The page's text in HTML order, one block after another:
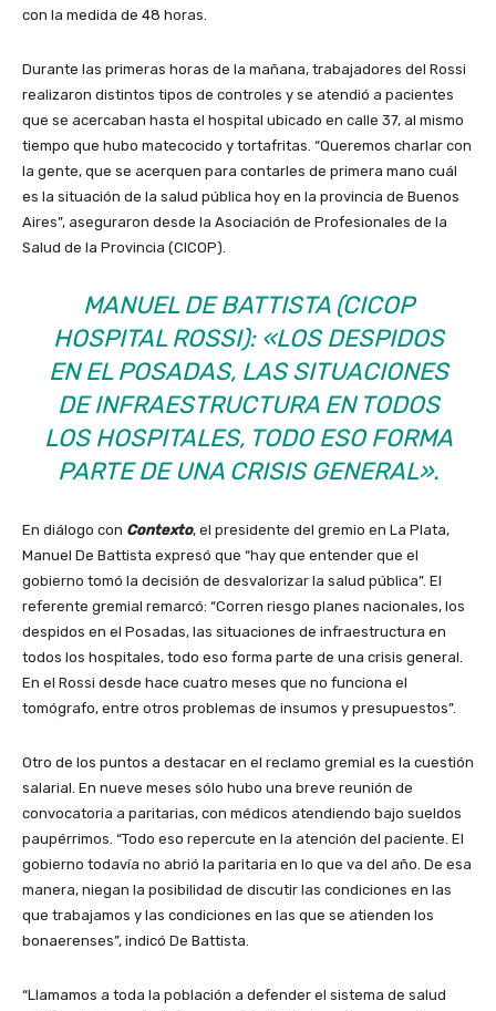
con la medida de 48 horas.
Durante las primeras horas de la mañana, trabajadores del Rossi
realizaron distintos tipos de controles y se atendió a pacientes
que se acercaban hasta el hospital ubicado en calle 37, al mismo
tiempo que hubo matecocido y tortafritas. “Queremos charlar con
la gente, que se acerquen para contarles de primera mano cuál
es la situación de la salud pública hoy en la provincia de Buenos
Aires”, aseguraron desde la Asociación de Profesionales de la
Salud de la Provincia (CICOP).
MANUEL DE BATTISTA (CICOP
HOSPITAL ROSSI): «LOS DESPIDOS
EN EL POSADAS, LAS SITUACIONES
DE INFRAESTRUCTURA EN TODOS
LOS HOSPITALES, TODO ESO FORMA
PARTE DE UNA CRISIS GENERAL».
En diálogo con Contexto, el presidente del gremio en La Plata,
Manuel De Battista expresó que “hay que entender que el
gobierno tomó la decisión de desvalorizar la salud pública”. El
referente gremial remarcó: “Corren riesgo planes nacionales, los
despidos en el Posadas, las situaciones de infraestructura en
todos los hospitales, todo eso forma parte de una crisis general.
En el Rossi desde hace cuatro meses que no funciona el
tomógrafo, entre otros problemas de insumos y presupuestos”.
Otro de los puntos a destacar en el reclamo gremial es la cuestión
salarial. En nueve meses sólo hubo una breve reunión de
convocatoria a paritarias, con médicos atendiendo bajo sueldos
paupérrimos. “Todo eso repercute en la atención del paciente. El
gobierno todavía no abrió la paritaria en lo que va del año. De esa
manera, niegan la posibilidad de discutir las condiciones en las
que trabajamos y las condiciones en las que se atienden los
bonaerenses”, indicó De Battista.
“Llamamos a toda la población a defender el sistema de salud